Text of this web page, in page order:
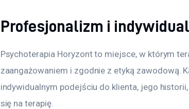
Profesjonalizm i
Psychoterapia Horyzont to miejsce, w którym
zaangażowaniem i zgodnie z etyką zawodową.
indywidualnym podejściu do klienta, jego
się na terapię.